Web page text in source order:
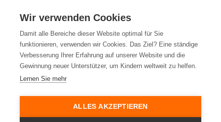
DE19ZZZ00000150171
Spendenkonto:
Pax-Bank für Kirche und Caritas eG
IBAN DE72370601934010500007
Wir verwenden Cookies
Damit alle Bereiche dieser Website optimal für Sie
funktionieren, verwenden wir Cookies. Das Ziel? Eine ständige
Verbesserung Ihrer Erfahrung auf unserer Website und die
Gewinnung neuer Unterstützer, um Kindern weltweit zu helfen.
Lernen Sie mehr
ALLES AKZEPTIEREN